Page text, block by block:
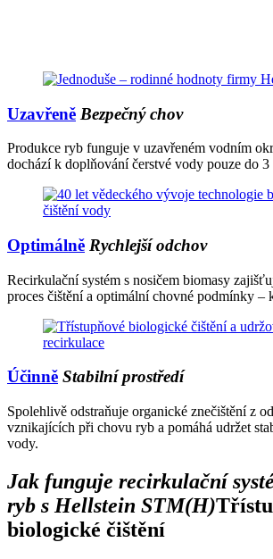
Uzavřeně Bezpečný chov
Produkce ryb funguje v uzavřeném vodním
dochází k doplňování čerstvé vody pouze do
Optimálně Rychlejší odchov
Recirkulační systém s nosičem biomasy
proces čištění a optimální chovné podmínky –
Účinně Stabilní prostředí
Spolehlivě odstraňuje organické znečištění z
vznikajících při chovu ryb a pomáhá udržet
vody.
Jak funguje recirkulační
ryb s Hellstein STM(H)
biologické čištění